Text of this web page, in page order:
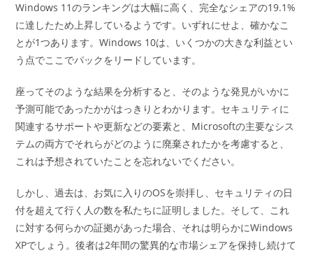
Windows 11のランキングは大幅に高く、完全なシェアの19.1%
に達したため上昇しているようです。いずれにせよ、確かなこ
とが1つあります。Windows 10は、いくつかの大きな利益とい
う点でここでパックをリードしています。
座ってそのような結果を分析すると、そのような発見がいかに
予測可能であったかがはっきりとわかります。セキュリティに
関連するサポートや更新などの要素と、Microsoftの主要なシス
テムの両方でそれらがどのように廃棄されたかを考慮すると、
これは予想されていたことを忘れないでください。
しかし、過去は、お気に入りのOSを崇拝し、セキュリティの日
付を超えて行く人の数を私たちに証明しました。そして、これ
に対する何らかの証拠があった場合、それは明らかにWindows
XPでしょう。後者は2年間の驚異的な市場シェアを保持し続けて